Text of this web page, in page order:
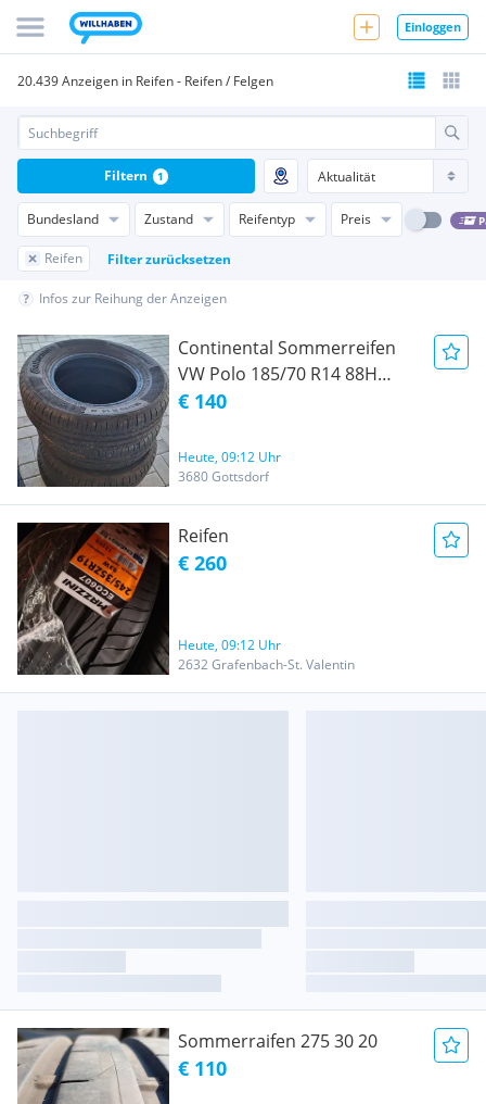
Einloggen
20.439 Anzeigen in Reifen - Reifen / Felgen
Bundesland Zustand Reifentyp Preis
Reifen Filter zurücksetzen
Filtern 1
Infos zur Reihung der Anzeigen
Continental Sommerreifen
VW Polo 185/70 R14 88H
ContiPremiumContact5 DOT
€ 140
Heute, 09:12 Uhr
3680 Gottsdorf
Reifen
€ 260
Heute, 09:12 Uhr
2632 Grafenbach-St. Valentin
Sommerraifen 275 30 20
€ 110